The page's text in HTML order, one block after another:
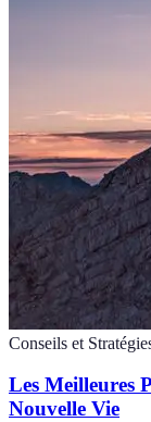
Conseils et
Les Meilleures
Nouvelle Vie